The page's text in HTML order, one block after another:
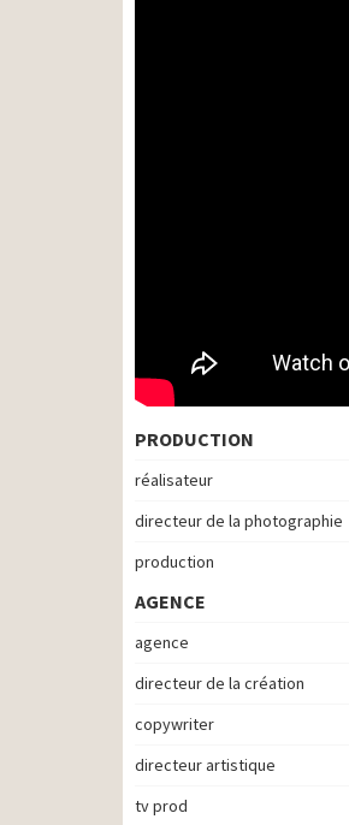
PRODUCTION
réalisateur
directeur de la photographie
production
AGENCE
agence
directeur de la création
copywriter
directeur artistique
tv prod